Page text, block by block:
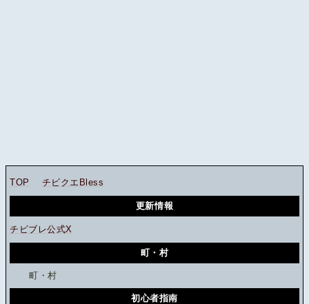
TOP チビクエBless
更新情報
チビブレ公式X
町・村
町・村
初心者指南